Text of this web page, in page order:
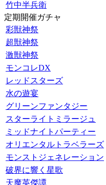
竹中半兵衛
定期開催ガチャ
彩獣神祭
超獣神祭
激獣神祭
モンコレDX
レッドスターズ
水の遊宴
グリーンファンタジー
スターライトミラージュ
ミッドナイトパーティー
オリエンタルトラベラーズ
モンストジェネレーション
破界に響く星歌
天魔英傑譚